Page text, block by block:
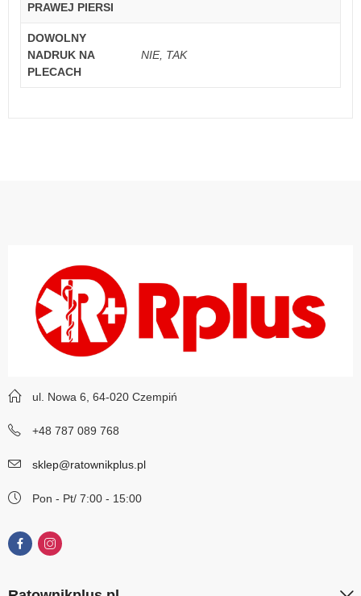
PRAWEJ PIERSI
DOWOLNY
NADRUK NA
PLECACH
NIE, TAK
ul. Nowa 6, 64-020 Czempiń
+48 787 089 768
sklep@ratownikplus.pl
Pon - Pt/ 7:00 - 15:00